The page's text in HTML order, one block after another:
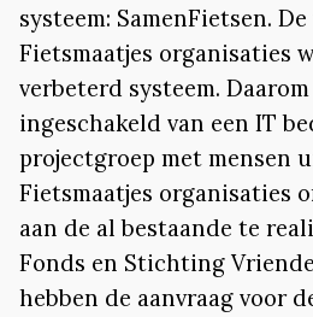
systeem: SamenFietsen.
Fietsmaatjes organisaties
verbeterd systeem.
ingeschakeld van een IT
projectgroep met mensen
Fietsmaatjes organisaties
aan de al bestaande te
Fonds en Stichting
hebben de aanvraag voor